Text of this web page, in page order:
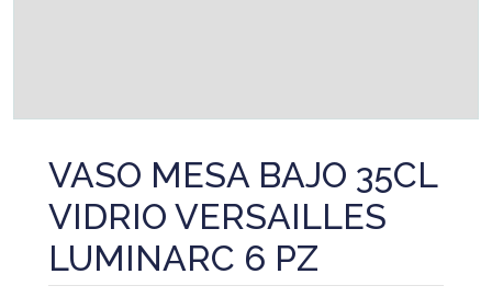
VASO MESA BAJO 35CL
VIDRIO VERSAILLES
LUMINARC 6 PZ